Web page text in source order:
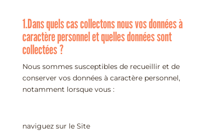
1.Dans quels cas collectons nous vos données à
caractère personnel et quelles données sont
collectées ?
Nous sommes susceptibles de recueillir et de
conserver vos données à caractère personnel,
notamment lorsque vous :
naviguez sur le Site